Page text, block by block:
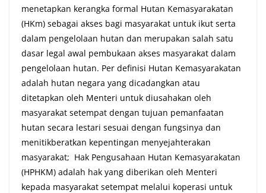
menetapkan kerangka formal Hutan Kemasyarakatan
(HKm) sebagai akses bagi masyarakat untuk ikut serta
dalam pengelolaan hutan dan merupakan salah satu
dasar legal awal pembukaan akses masyarakat dalam
pengelolaan hutan. Per definisi Hutan Kemasyarakatan
adalah hutan negara yang dicadangkan atau
ditetapkan oleh Menteri untuk diusahakan oleh
masyarakat setempat dengan tujuan pemanfaatan
hutan secara lestari sesuai dengan fungsinya dan
menitikberatkan kepentingan menyejahterakan
masyarakat; Hak Pengusahaan Hutan Kemasyarakatan
(HPHKM) adalah hak yang diberikan oleh Menteri
kepada masyarakat setempat melalui koperasi untuk